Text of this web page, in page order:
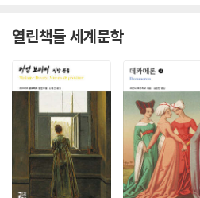
열린책들 세계문학